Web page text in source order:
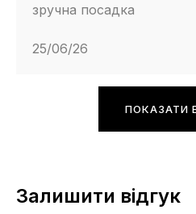
зручна посадка
25/06/26
ПОКАЗАТИ
Залишити відгук